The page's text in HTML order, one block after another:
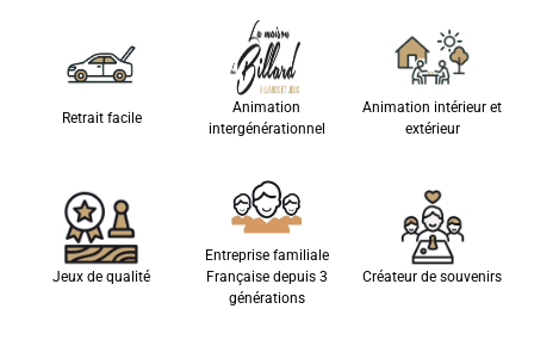
Retrait facile
Animation
intergénérationnel
Animation intérieur et
extérieur
Jeux de qualité
Entreprise familiale
Française depuis 3
générations
Créateur de souvenirs